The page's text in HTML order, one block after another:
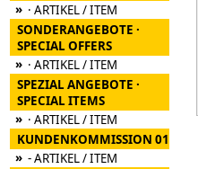
» · ARTIKEL / ITEM
SONDERANGEBOTE ·
SPECIAL OFFERS
» · ARTIKEL / ITEM
SPEZIAL ANGEBOTE ·
SPECIAL ITEMS
» · ARTIKEL / ITEM
KUNDENKOMMISSION 01
» - ARTIKEL / ITEM